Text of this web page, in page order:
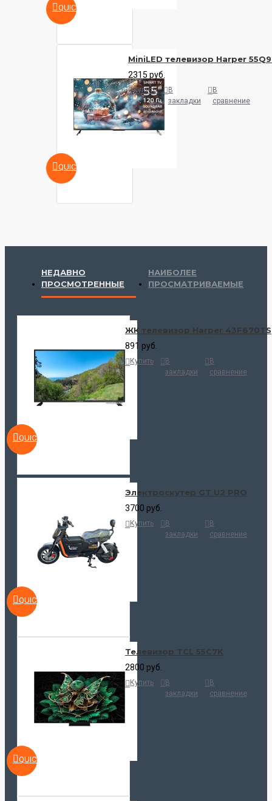
QUICKVIEW
QUICKVIEW
MiniLED телевизор Harper
2315 руб.
Купить
В
закладки
В
сравнение
НЕДАВНО
ПРОСМОТРЕННЫЕ
НАИБОЛЕЕ
ПРОСМАТРИВАЕМЫЕ
QUICKVIEW
ЖК телевизор Harper 43F670TS
891 руб.
Купить
В
закладки
В
сравнение
QUICKVIEW
Электроскутер GT U2 PRO
3700 руб.
Купить
В
закладки
В
сравнение
QUICKVIEW
Телевизор TCL 55C7K
2800 руб.
Купить
В
закладки
В
сравнение